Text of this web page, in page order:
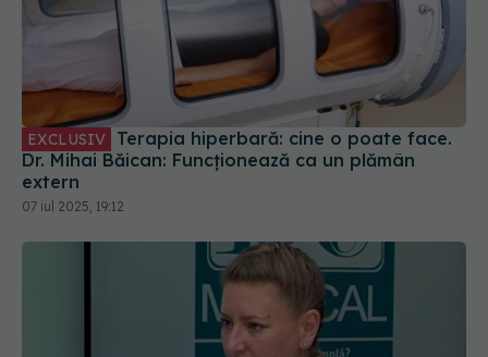
EXCLUSIV Terapia hiperbară: cine o poate face.
Dr. Mihai Băican: Funcționează ca un plămân
extern
07 iul 2025, 19:12